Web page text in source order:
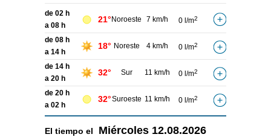
de 02 h
a 08 h
21° Noroeste 7 km/h 0 l/m2
de 08 h
a 14 h
18° Noreste 4 km/h 0 l/m2
de 14 h
a 20 h
32° Sur 11 km/h 0 l/m2
de 20 h
a 02 h
32°Suroeste 11 km/h 0 l/m2
El tiempo el Miércoles 12.08.2026